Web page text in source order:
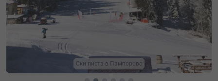
Сноуборд с инструктор